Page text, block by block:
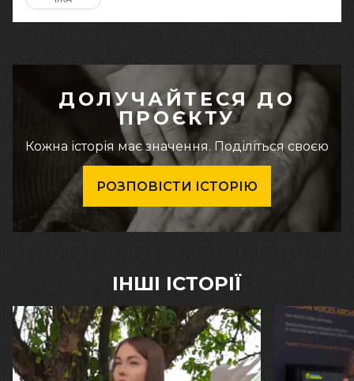
ДОЛУЧАЙТЕСЯ ДО
ПРОЄКТУ
Кожна історія має значення. Поділіться своєю
РОЗПОВІСТИ ІСТОРІЮ
ІНШІ ІСТОРІЇ